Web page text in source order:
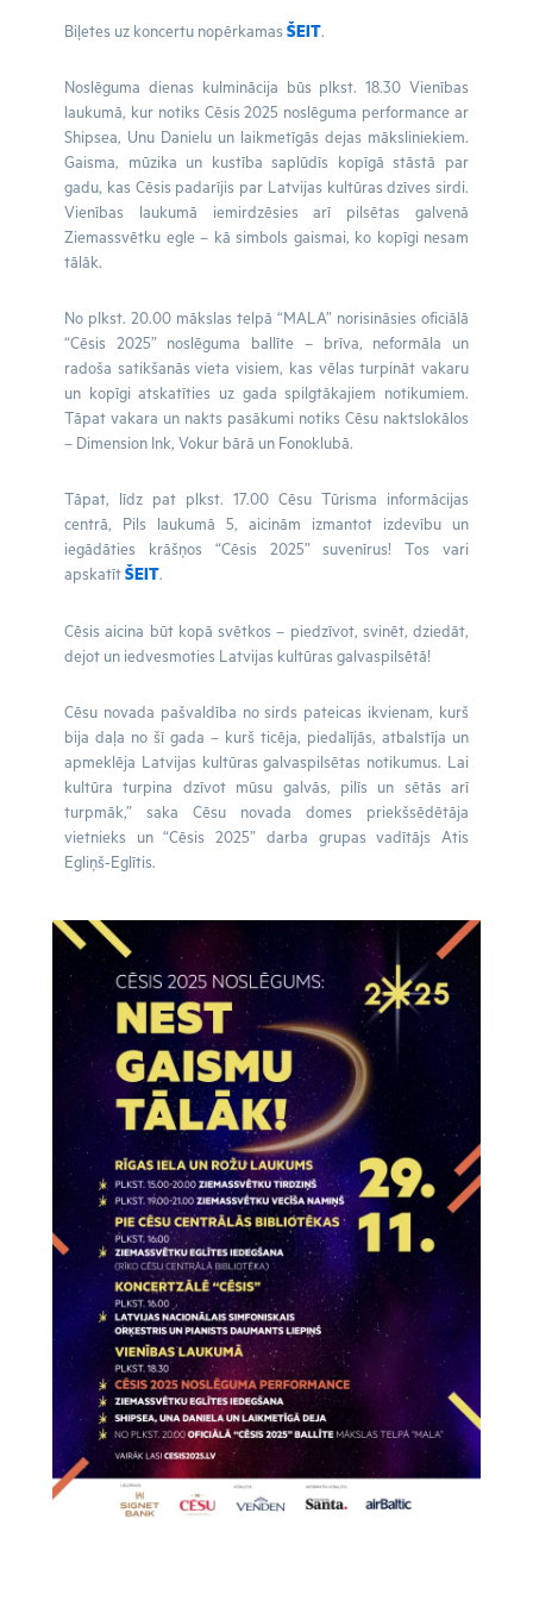
Biļetes uz koncertu nopērkamas ŠEIT.
Noslēguma dienas kulminācija būs plkst. 18.30 Vienības
laukumā, kur notiks Cēsis 2025 noslēguma performance ar
Shipsea, Unu Danielu un laikmetīgās dejas māksliniekiem.
Gaisma, mūzika un kustība saplūdīs kopīgā stāstā par
gadu, kas Cēsis padarījis par Latvijas kultūras dzīves sirdi.
Vienības laukumā iemirdzēsies arī pilsētas galvenā
Ziemassvētku egle – kā simbols gaismai, ko kopīgi nesam
tālāk.
No plkst. 20.00 mākslas telpā “MALA” norisināsies oficiālā
“Cēsis 2025” noslēguma ballīte – brīva, neformāla un
radoša satikšanās vieta visiem, kas vēlas turpināt vakaru
un kopīgi atskatīties uz gada spilgtākajiem notikumiem.
Tāpat vakara un nakts pasākumi notiks Cēsu naktslokālos
– Dimension Ink, Vokur bārā un Fonoklubā.
Tāpat, līdz pat plkst. 17.00 Cēsu Tūrisma informācijas
centrā, Pils laukumā 5, aicinām izmantot izdevību un
iegādāties krāšņos “Cēsis 2025” suvenīrus! Tos vari
apskatīt ŠEIT .
Cēsis aicina būt kopā svētkos – piedzīvot, svinēt, dziedāt,
dejot un iedvesmoties Latvijas kultūras galvaspilsētā!
Cēsu novada pašvaldība no sirds pateicas ikvienam, kurš
bija daļa no šī gada – kurš ticēja, piedalījās, atbalstīja un
apmeklēja Latvijas kultūras galvaspilsētas notikumus. Lai
kultūra turpina dzīvot mūsu galvās, pilīs un sētās arī
turpmāk,” saka Cēsu novada domes priekšsēdētāja
vietnieks un “Cēsis 2025” darba grupas vadītājs Atis
Egliņš-Eglītis.